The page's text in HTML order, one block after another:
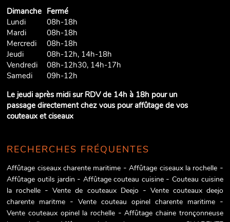
Dimanche Fermé
Lundi
08h-18h
Mardi
08h-18h
Mercredi
08h-18h
Jeudi
08h-12h, 14h-18h
Vendredi
08h-12h30, 14h-17h
Samedi
09h-12h
Le jeudi après midi sur RDV de 14h à 18h pour un
passage directement chez vous pour affûtage de vos
couteaux et ciseaux
RECHERCHES FRÉQUENTES
Affûtage ciseaux charente maritime
Affûtage ciseaux la rochelle
Affûtage outils jardin
Affûtage couteau cuisine
Couteau cuisine
la rochelle
Vente de couteaux Deejo
Vente couteaux deejo
charente maritme
Vente couteau opinel charente maritime
Vente couteaux opinel la rochelle
Affûtage chaine tronçonneuse